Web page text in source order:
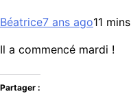
Béatrice7 ans ago11 mins
Il a commencé mardi !
Partager :